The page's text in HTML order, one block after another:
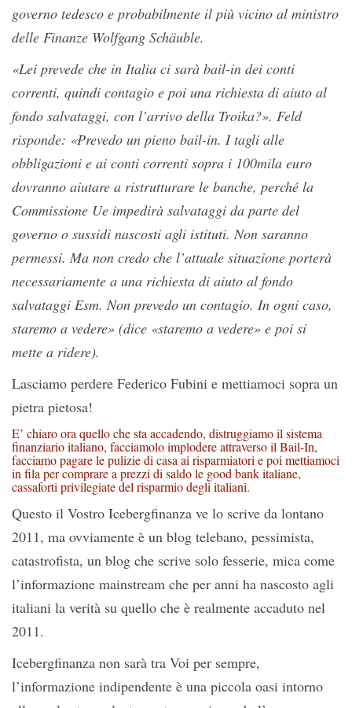
governo tedesco e probabilmente il più vicino al ministro
delle Finanze Wolfgang Schäuble.
«Lei prevede che in Italia ci sarà bail-in dei conti
correnti, quindi contagio e poi una richiesta di aiuto al
fondo salvataggi, con l’arrivo della Troika?». Feld
risponde: «Prevedo un pieno bail-in. I tagli alle
obbligazioni e ai conti correnti sopra i 100mila euro
dovranno aiutare a ristrutturare le banche, perché la
Commissione Ue impedirà salvataggi da parte del
governo o sussidi nascosti agli istituti. Non saranno
permessi. Ma non credo che l’attuale situazione porterà
necessariamente a una richiesta di aiuto al fondo
salvataggi Esm. Non prevedo un contagio. In ogni caso,
staremo a vedere» (dice «staremo a vedere» e poi si
mette a ridere).
Lasciamo perdere Federico Fubini e mettiamoci sopra un
pietra pietosa!
E’ chiaro ora quello che sta accadendo, distruggiamo il sistema
finanziario italiano, facciamolo implodere attraverso il Bail-In,
facciamo pagare le pulizie di casa ai risparmiatori e poi mettiamoci
in fila per comprare a prezzi di saldo le good bank italiane,
cassaforti privilegiate del risparmio degli italiani.
Questo il Vostro Icebergfinanza ve lo scrive da lontano
2011, ma ovviamente è un blog telebano, pessimista,
catastrofista, un blog che scrive solo fesserie, mica come
l’informazione mainstream che per anni ha nascosto agli
italiani la verità su quello che è realmente accaduto nel
2011.
Icebergfinanza non sarà tra Voi per sempre,
l’informazione indipendente è una piccola oasi intorno